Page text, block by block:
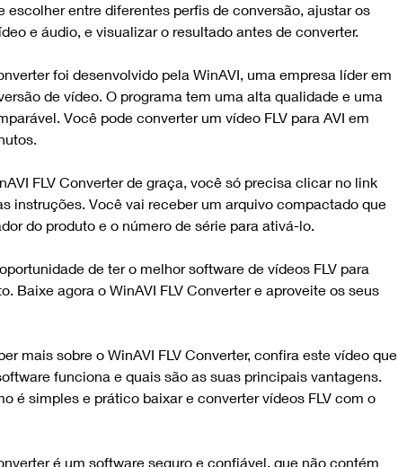
escolher entre diferentes perfis de conversão, ajustar os
e áudio, e visualizar o resultado antes de converter.
foi desenvolvido pela WinAVI, uma empresa líder em
de vídeo. O programa tem uma alta qualidade e uma
Você pode converter um vídeo FLV para AVI em
FLV Converter de graça, você só precisa clicar no link
instruções. Você vai receber um arquivo compactado que
do produto e o número de série para ativá-lo.
de ter o melhor software de vídeos FLV para
Baixe agora o WinAVI FLV Converter e aproveite os seus
mais sobre o WinAVI FLV Converter, confira este vídeo que
funciona e quais são as suas principais vantagens.
é simples e prático baixar e converter vídeos FLV com o
é um software seguro e confiável, que não contém